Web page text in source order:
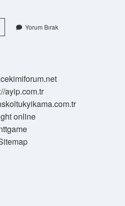
Yorum Bırak
ayip.com.tr
online